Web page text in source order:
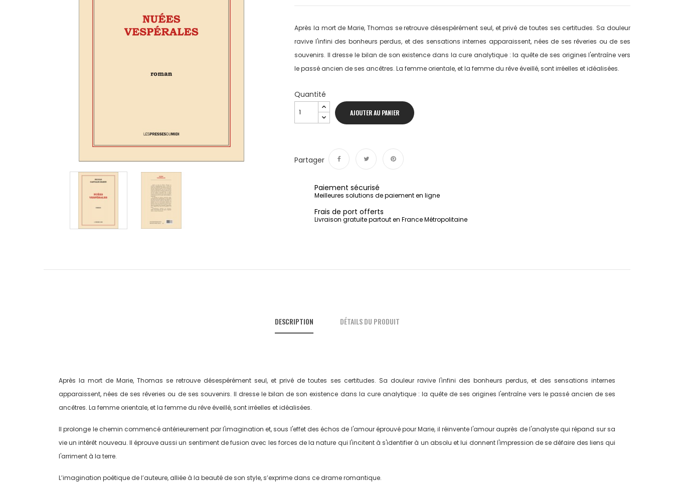
Après la mort de Marie, Thomas se retrouve désespérément seul, et privé de toutes ses certitudes. Sa douleur
ravive l'infini des bonheurs perdus, et des sensations internes apparaissent, nées de ses rêveries ou de ses
souvenirs. Il dresse le bilan de son existence dans la cure analytique : la quête de ses origines l'entraîne vers
le passé ancien de ses ancêtres. La femme orientale, et la femme du rêve éveillé, sont irréelles et idéalisées.
Quantité
AJOUTER AU PANIER
Partager
Paiement sécurisé
Meilleures solutions de paiement en ligne
Frais de port offerts
Livraison gratuite partout en France Métropolitaine
DESCRIPTION DÉTAILS DU PRODUIT
Après la mort de Marie, Thomas se retrouve désespérément seul, et privé de toutes ses certitudes. Sa douleur ravive l'infini des bonheurs perdus, et des sensations internes
apparaissent, nées de ses rêveries ou de ses souvenirs. Il dresse le bilan de son existence dans la cure analytique : la quête de ses origines l'entraîne vers le passé ancien de ses
ancêtres. La femme orientale, et la femme du rêve éveillé, sont irréelles et idéalisées.
Il prolonge le chemin commencé antérieurement par l'imagination et, sous l'effet des échos de l'amour éprouvé pour Marie, il réinvente l'amour auprès de l'analyste qui répand sur sa
vie un intérêt nouveau. Il éprouve aussi un sentiment de fusion avec les forces de la nature qui l'incitent à s'identifier à un absolu et lui donnent l'impression de se défaire des liens qui
l'arriment à la terre.
L’imagination poétique de l’auteure, alliée à la beauté de son style, s’exprime dans ce drame romantique.